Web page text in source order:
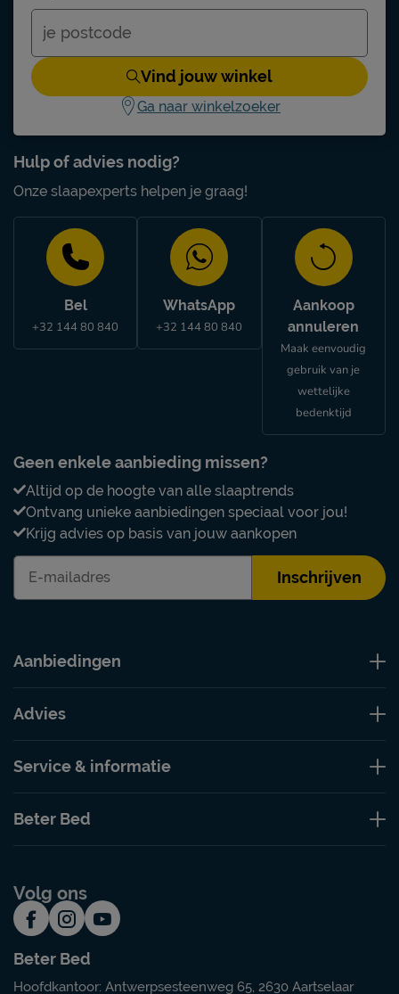
Hulp of advies nodig?
Onze slaapexperts helpen je graag!
Bel
+32 144 80 840
WhatsApp
+32 144 80 840
Aankoop
annuleren
Maak eenvoudig
gebruik van je
wettelijke
bedenktijd
Geen enkele aanbieding missen?
Altijd op de hoogte van alle slaaptrends
Ontvang unieke aanbiedingen speciaal voor jou!
Krijg advies op basis van jouw aankopen
Inschrijven
Vind jouw winkel
Ga naar winkelzoeker
Aanbiedingen
Advies
Service & informatie
Beter Bed
Volg ons
Beter Bed
Hoofdkantoor: Antwerpsesteenweg 65, 2630 Aartselaar